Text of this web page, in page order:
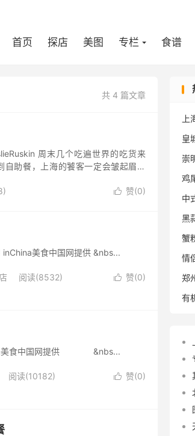
首页 探店 美图 专栏 食谱
共 4 篇文章
周末几个吃遍世界的吃货来
助餐，上海的饕客一定会皱起眉头
 赞(0)
美食中国网提供 &nbs...
 赞(0)
阅读(8532)
美食中国网提供 &nbs...
 赞(0)
阅读(10182)
皇
崇
鸡
中
黑
蟹
情
郑
有